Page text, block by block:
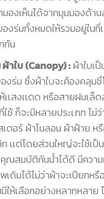
มองเห็นได้จากมุมมองด้า
องร่มทั้งหมดให้รวมอยู่ใน
กัน
ผ้าใบ (Canopy) : ผ้าใบเ
งร่ม ซึ่งผ้าใบจะค้องคลุม
เเสงเเดด หรือสายฝนเล็
ใช้ ก็จะมีหลายประเภท ไม่
ตอร์ ผ้าไนลอน ผ้าฝ้าย หรื
เเต่โดยส่วนใหญ่จะใช้เป็
คุณสมบัติกันน้ำได้ดี มีความ
ดิมได้ไม่ว่าผ้าจะเปียกหรื
ให้เลือกอย่างหลากหลาย